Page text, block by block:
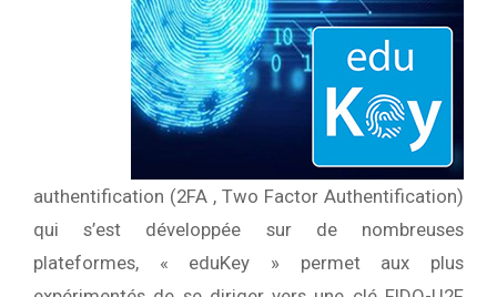
authentification (2FA , Two Factor Authentification)
qui s’est développée sur de nombreuses
plateformes, « eduKey » permet aux plus